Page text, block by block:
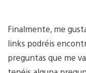
Finalmente, me
links podréis
preguntas que me